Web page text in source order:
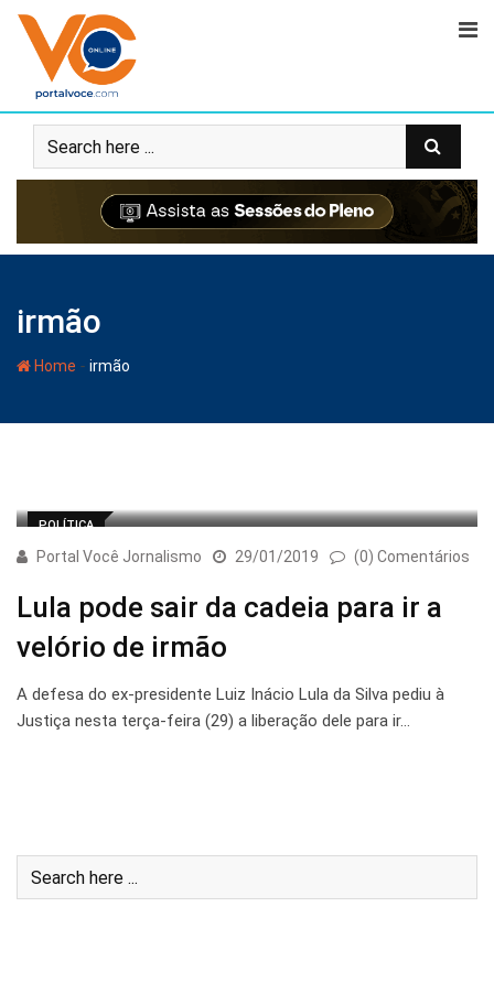
irmão
Home - irmão
POLÍTICA
Portal Você Jornalismo 29/01/2019 (0) Comentários
Lula pode sair da cadeia para ir a
velório de irmão
A defesa do ex-presidente Luiz Inácio Lula da Silva pediu à
Justiça nesta terça-feira (29) a liberação dele para ir…